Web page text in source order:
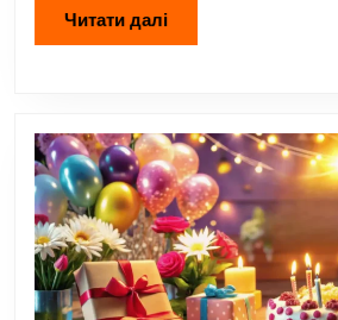
Читати даліЧитати
далі